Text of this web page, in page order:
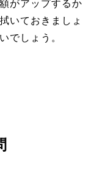
がアップするか
いておきましょ
でしょう。